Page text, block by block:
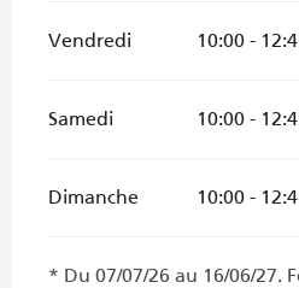
Vendredi 10:00 -
Samedi 10:00 -
Dimanche 10:00 -
* Du 07/07/26 au 16/06/27.